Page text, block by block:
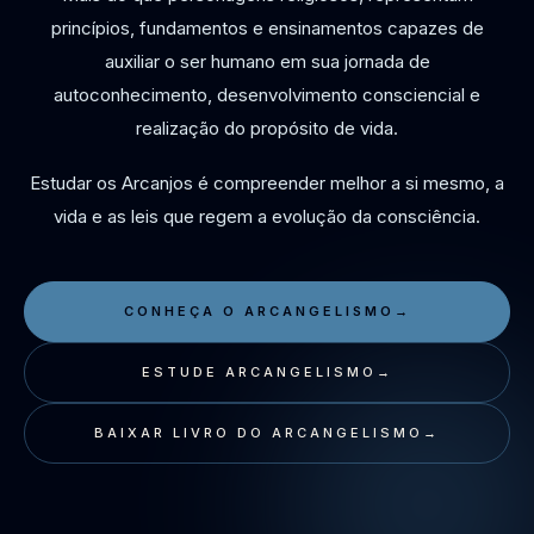
princípios, fundamentos e ensinamentos capazes de
auxiliar o ser humano em sua jornada de
autoconhecimento, desenvolvimento consciencial e
realização do propósito de vida.
Estudar os Arcanjos é compreender melhor a si mesmo, a
vida e as leis que regem a evolução da consciência.
CONHEÇA O ARCANGELISMO →
ESTUDE ARCANGELISMO →
BAIXAR LIVRO DO ARCANGELISMO →